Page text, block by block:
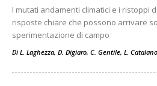
I mutati andamenti climatici e i ristoppi
risposte chiare che possono arrivare
sperimentazione di campo
Di L. Laghezza, D. Digiaro, C. Gentile, L.